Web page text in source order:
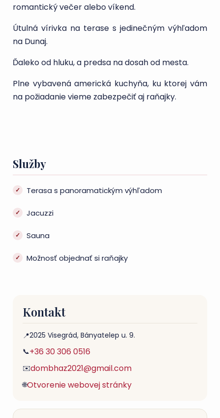
romantický večer alebo víkend.
Útulná vírivka na terase s jedinečným výhľadom
na Dunaj.
Ďaleko od hluku, a predsa na dosah od mesta.
Plne vybavená americká kuchyňa, ku ktorej vám
na požiadanie vieme zabezpečiť aj raňajky.
Služby
Terasa s panoramatickým výhľadom
Jacuzzi
Sauna
Možnosť objednať si raňajky
Kontakt
📍2025 Visegrád, Bányatelep u. 9.
📞+36 30 306 0516
✉️dombhaz2021@gmail.com
🌐Otvorenie webovej stránky